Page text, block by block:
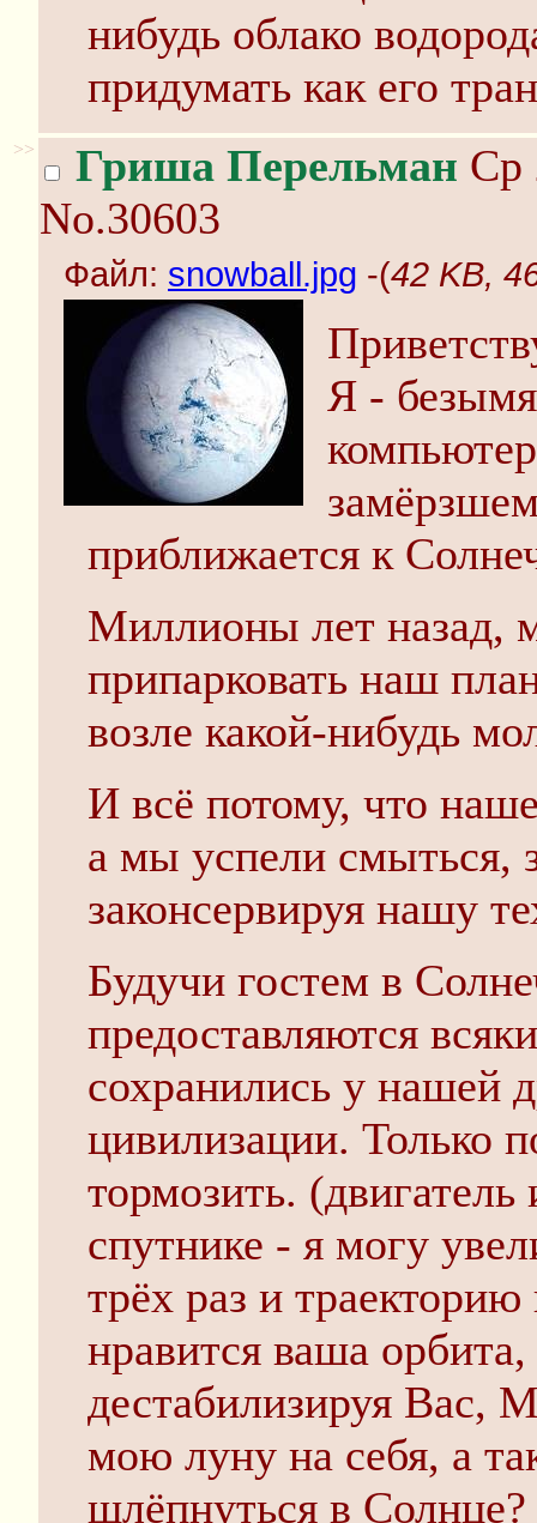
нибудь облако
придумать как его
>> Гриша Перельман Ср
No.30603
Файл: snowball.jpg -(42 KB,
Я -
приближается к
Миллионы лет назад,
припарковать наш
возле какой-нибудь
И всё потому, что
а мы успели смыться,
законсервируя нашу
Будучи гостем в
предоставляются
сохранились у нашей
цивилизации. Только
тормозить.
спутнике - я могу
трёх раз и
нравится ваша
дестабилизируя Вас,
мою луну на себя, а
шлёпнуться в Солнце?